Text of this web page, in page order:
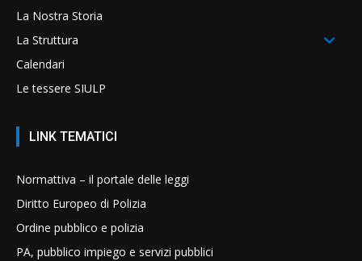
La Nostra Storia
La Struttura
Calendari
Le tessere SIULP
LINK TEMATICI
Normattiva – il portale delle leggi
Diritto Europeo di Polizia
Ordine pubblico e polizia
PA, pubblico impiego e servizi pubblici